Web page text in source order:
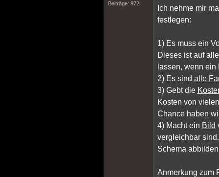
Beiträge: 972
Ich nehme mir
festlegen:
1) Es muss ein
Dieses ist auf
lassen, wenn ein
2) Es sind alle
3) Gebt die
Kosten von
Chance haben
4) Macht ein Bild
vergleichbar
Schema
Anmerkung zum